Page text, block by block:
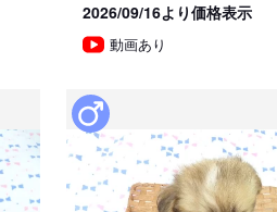
2026/09/16より価格表示
動画あり